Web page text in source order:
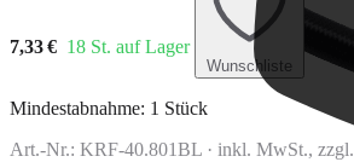
7,33€ 18 St. auf Lager
Wunschliste
Mindestabnahme: 1 Stück
Art.-Nr.: KRF-40.801BL · inkl. MwSt., zzgl.